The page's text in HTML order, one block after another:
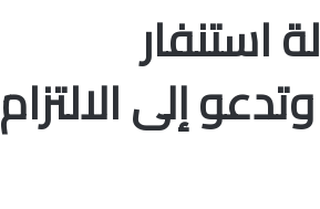
استنفار
إلى الالتزام